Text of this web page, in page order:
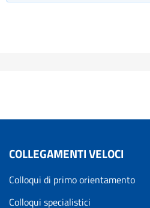
COLLEGAMENTI VELOCI
Colloqui di primo orientamento
Colloqui specialistici